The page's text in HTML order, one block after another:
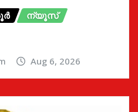
ന്യൂസ്
Aug 6, 2026